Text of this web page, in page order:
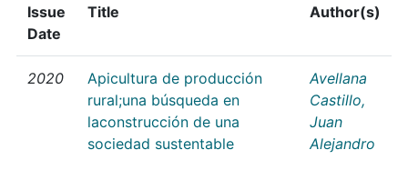
Issue
Date
Title Author(s)
2020
Apicultura de producción
rural;una búsqueda en
laconstrucción de una
sociedad sustentable
Avellana
Castillo,
Juan
Alejandro